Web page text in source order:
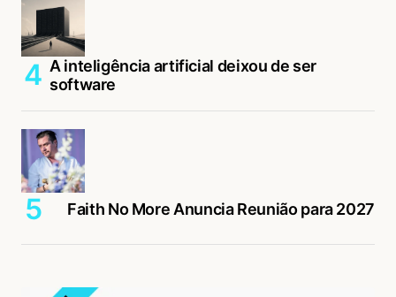
A inteligência artificial deixou de ser
software
Faith No More Anuncia Reunião para 2027